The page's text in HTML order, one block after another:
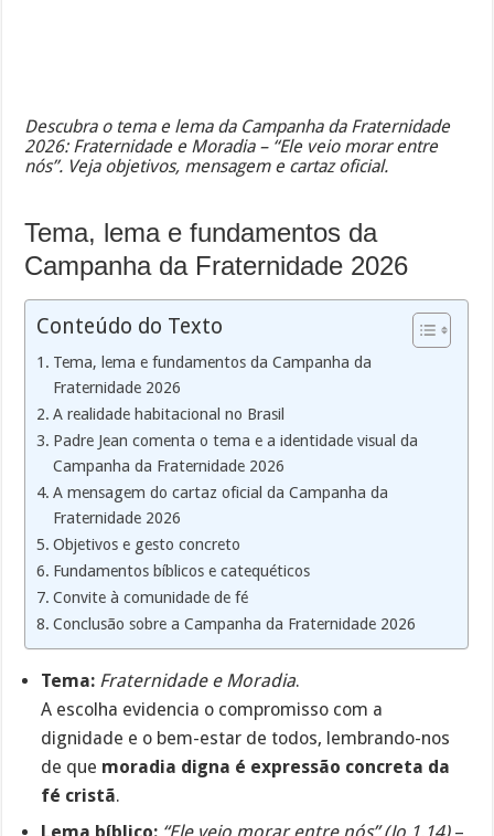
Descubra o tema e lema da Campanha da Fraternidade
2026: Fraternidade e Moradia – “Ele veio morar entre
nós”. Veja objetivos, mensagem e cartaz oficial.
Tema, lema e fundamentos da
Campanha da Fraternidade 2026
Conteúdo do Texto
Tema, lema e fundamentos da Campanha da
Fraternidade 2026
A realidade habitacional no Brasil
Padre Jean comenta o tema e a identidade visual da
Campanha da Fraternidade 2026
A mensagem do cartaz oficial da Campanha da
Fraternidade 2026
Objetivos e gesto concreto
Fundamentos bíblicos e catequéticos
Convite à comunidade de fé
Conclusão sobre a Campanha da Fraternidade 2026
Tema: Fraternidade e Moradia.
A escolha evidencia o compromisso com a
dignidade e o bem-estar de todos, lembrando-nos
de que moradia digna é expressão concreta da
fé cristã.